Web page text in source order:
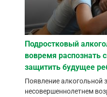
Подростковый
вовремя распознать
защитить будущее
Появление алкогольной
несовершеннолетнем